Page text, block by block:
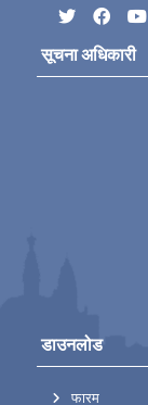
सूचना अधिकारी
डाउनलोड
फारम